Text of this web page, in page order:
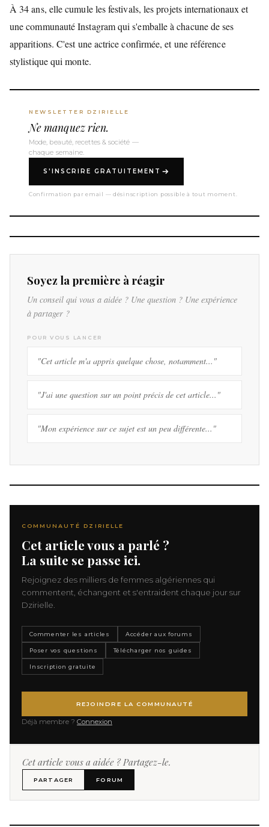
À 34 ans, elle cumule les festivals, les projets internationaux et
une communauté Instagram qui s'emballe à chacune de ses
apparitions. C'est une actrice confirmée, et une référence
stylistique qui monte.
NEWSLETTER DZIRIELLE
Ne manquez rien.
Mode, beauté, recettes & société —
chaque semaine.
S'INSCRIRE GRATUITEMENT
Confirmation par email — désinscription possible à tout moment.
Soyez la première à réagir
Un conseil qui vous a aidée ? Une question ? Une expérience
à partager ?
POUR VOUS LANCER
"Cet article m'a appris quelque chose, notamment..."
"J'ai une question sur un point précis de cet article..."
"Mon expérience sur ce sujet est un peu différente..."
COMMUNAUTÉ DZIRIELLE
Cet article vous a parlé ?
La suite se passe ici.
Rejoignez des milliers de femmes algériennes qui
commentent, échangent et s'entraident chaque jour sur
Dzirielle.
Commenter les articles Accéder aux forums
Poser vos questions Télécharger nos guides
Inscription gratuite
REJOINDRE LA COMMUNAUTÉ
Déjà membre ? Connexion
Cet article vous a aidée ? Partagez-le.
PARTAGER FORUM